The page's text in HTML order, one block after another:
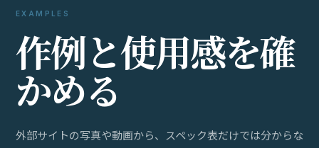
EXAMPLES
作例と使用感を確
かめる
外部サイトの写真や動画から、スペック表だけでは分からな